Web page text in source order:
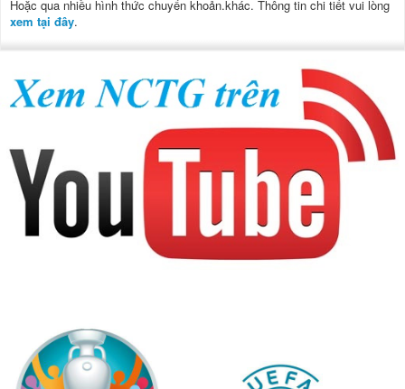
Hoặc qua nhiều hình thức chuyển khoản.khác. Thông tin chi tiết vui lòng
xem tại đây.